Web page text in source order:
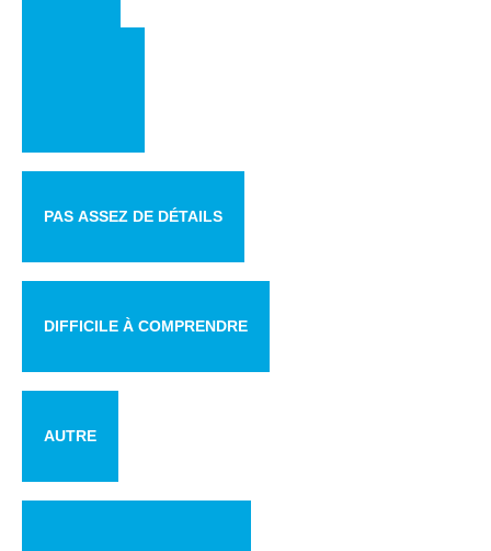
PAS ASSEZ DE DÉTAILS
DIFFICILE À COMPRENDRE
AUTRE